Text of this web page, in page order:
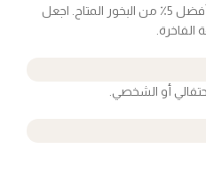
من أجود القطع، مما يجعله من أفضل 5٪ من البخور المتاح. اجعل
الفاخرة.
أو الشخصي.